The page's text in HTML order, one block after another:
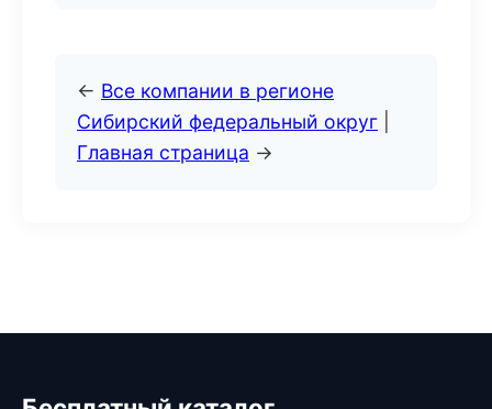
← Все компании в регионе
Сибирский федеральный округ
Главная страница →